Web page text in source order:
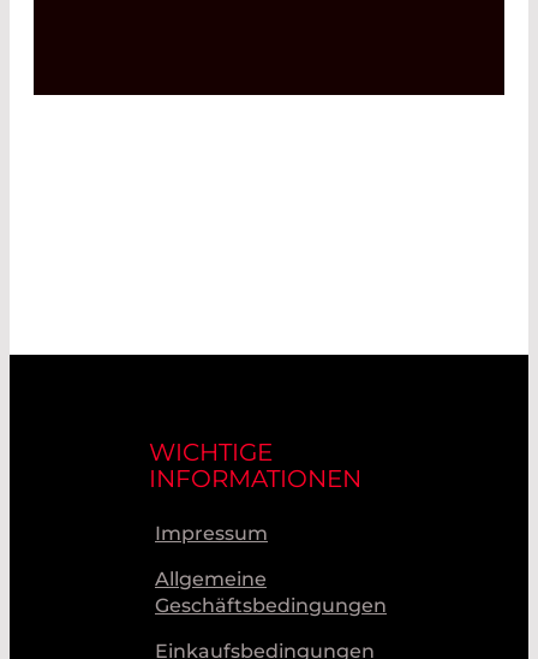
WICHTIGE
INFORMATIONEN
Impressum
Allgemeine
Geschäftsbedingungen
Einkaufsbedingungen